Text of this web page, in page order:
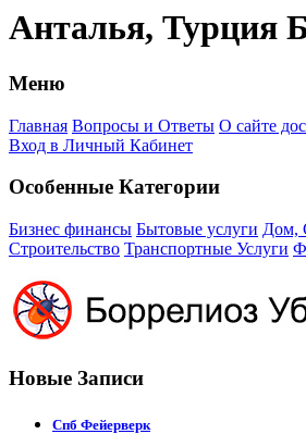
Анталья, Турция
Меню
Главная Вопросы и Ответы О сайте
Вход в Личный Кабинет
Особенные Категории
Бизнес финансы Бытовые услуги Дом,
Строительство Транспортные Услуги
Новые Записи
Спб Фейерверк